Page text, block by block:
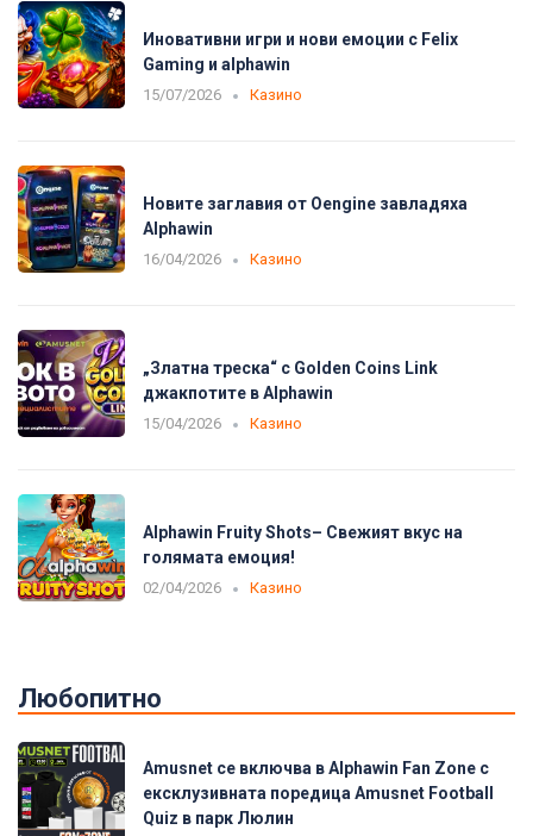
Иновативни игри и нови емоции с Felix
Gaming и alphawin
15/07/2026 Казино
Новите заглавия от Oengine завладяха
Alphawin
16/04/2026 Казино
„Златна треска“ с Golden Coins Link
джакпотите в Alphawin
15/04/2026 Казино
Alphawin Fruity Shots– Свежият вкус на
голямата емоция!
02/04/2026 Казино
Любопитно
Amusnet се включва в Alphawin Fan Zone с
ексклузивната поредица Amusnet Football
Quiz в парк Люлин